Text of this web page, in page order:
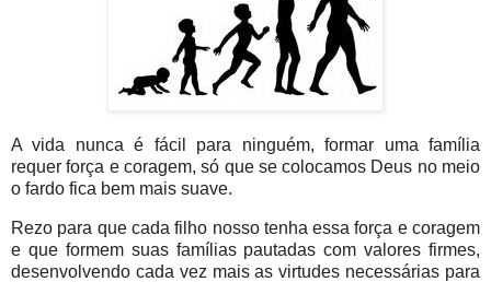
A vida nunca é fácil para ninguém, formar uma família
requer força e coragem, só que se colocamos Deus no meio
o fardo fica bem mais suave.
Rezo para que cada filho nosso tenha essa força e coragem
e que formem suas famílias pautadas com valores firmes,
desenvolvendo cada vez mais as virtudes necessárias para